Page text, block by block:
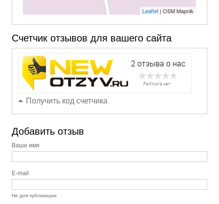
Leaflet| OSM Mapnik
Счетчик отзывов для вашего сайта
Получить код счетчика
Добавить отзыв
Ваше имя
E-mail
Не для публикации